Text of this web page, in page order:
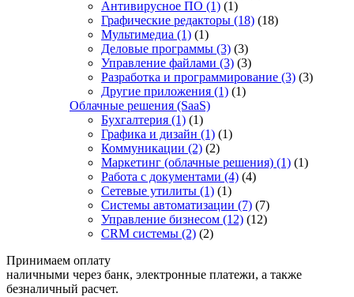
Антивирусное ПО (1) (1)
Графические редакторы (18) (18)
Мультимедиа (1) (1)
Деловые программы (3) (3)
Управление файлами (3) (3)
Разработка и программирование (3) (3)
Другие приложения (1) (1)
Облачные решения (SaaS)
Бухгалтерия (1) (1)
Графика и дизайн (1) (1)
Коммуникации (2) (2)
Маркетинг (облачные решения) (1) (1)
Работа с документами (4) (4)
Сетевые утилиты (1) (1)
Системы автоматизации (7) (7)
Управление бизнесом (12) (12)
CRM системы (2) (2)
Принимаем оплату
наличными через банк, электронные платежи, а также
безналичный расчет.